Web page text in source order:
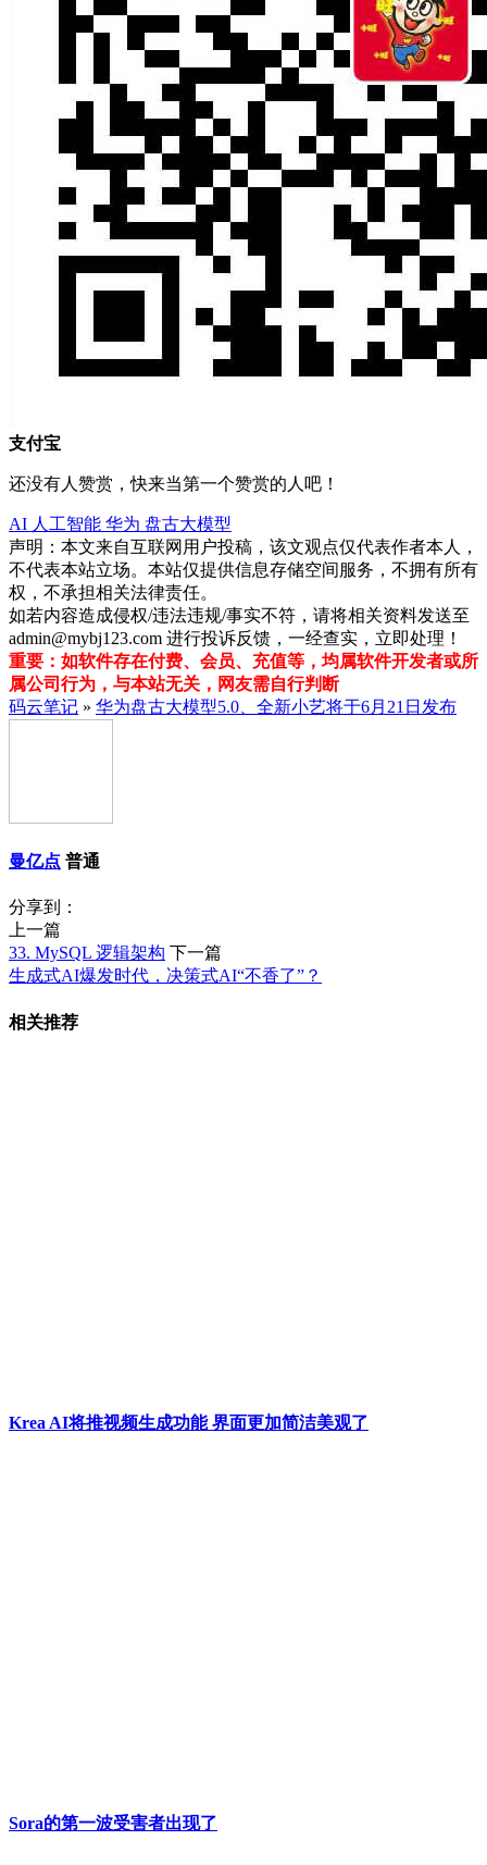
支付宝
还没有人赞赏，快来当第一个赞赏的人吧！
AI 人工智能 华为 盘古大模型
声明：本文来自互联网用户投稿，该文观点仅代表作者本人，
不代表本站立场。本站仅提供信息存储空间服务，不拥有所有
权，不承担相关法律责任。
如若内容造成侵权/违法违规/事实不符，请将相关资料发送至
admin@mybj123.com 进行投诉反馈，一经查实，立即处理！
重要：如软件存在付费、会员、充值等，均属软件开发者或所
属公司行为，与本站无关，网友需自行判断
码云笔记 » 华为盘古大模型5.0、全新小艺将于6月21日发布
曼亿点 普通
分享到：
上一篇
33. MySQL 逻辑架构 下一篇
生成式AI爆发时代，决策式AI“不香了”？
相关推荐
Krea AI将推视频生成功能 界面更加简洁美观了
Sora的第一波受害者出现了